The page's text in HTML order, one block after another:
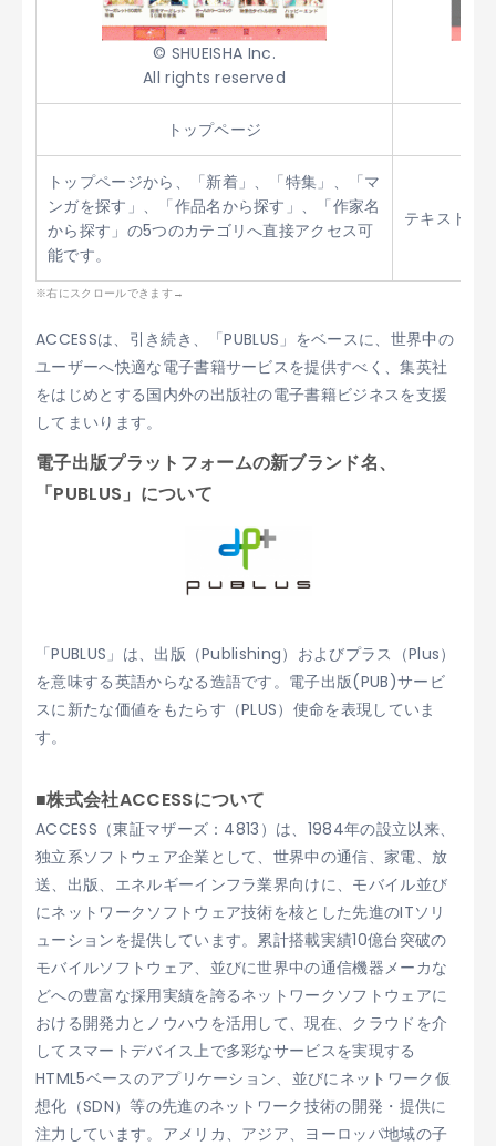
© SHUEISHA Inc.
All rights reserved
トップページ
トップページから、「新着」、「特集」、「マ
ンガを探す」、「作品名から探す」、「作家名
から探す」の5つのカテゴリへ直接アクセス可
能です。
テキスト検
ACCESSは、引き続き、「PUBLUS」をベースに、世界中の
ユーザーへ快適な電子書籍サービスを提供すべく、集英社
をはじめとする国内外の出版社の電子書籍ビジネスを支援
してまいります。
電子出版プラットフォームの新ブランド名、
「PUBLUS」について
「PUBLUS」は、出版（Publishing）およびプラス（Plus）
を意味する英語からなる造語です。電子出版(PUB)サービ
スに新たな価値をもたらす（PLUS）使命を表現していま
す。
■株式会社ACCESSについて
ACCESS（東証マザーズ：4813）は、1984年の設立以来、
独立系ソフトウェア企業として、世界中の通信、家電、放
送、出版、エネルギーインフラ業界向けに、モバイル並び
にネットワークソフトウェア技術を核とした先進のITソリ
ューションを提供しています。累計搭載実績10億台突破の
モバイルソフトウェア、並びに世界中の通信機器メーカな
どへの豊富な採用実績を誇るネットワークソフトウェアに
おける開発力とノウハウを活用して、現在、クラウドを介
してスマートデバイス上で多彩なサービスを実現する
HTML5ベースのアプリケーション、並びにネットワーク仮
想化（SDN）等の先進のネットワーク技術の開発・提供に
注力しています。アメリカ、アジア、ヨーロッパ地域の子